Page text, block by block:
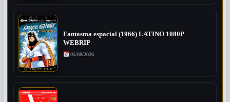
Fantasma espacial (1966) LATINO 1080P
WEBRIP
05/08/2026